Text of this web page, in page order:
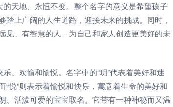
天地、永恒不变。整个名字的意义是希望孩子
上广阔的人生道路，迎接未来的挑战。同时，
见、有智慧的人，为自己和家人创造更美好的未
、欢愉和愉悦。名字中的“玥”代表着美好和迷
悦”则表示着愉悦和快乐，寓意着生命的美好和
、活泼可爱的宝宝取名。它带有一种神秘而又温